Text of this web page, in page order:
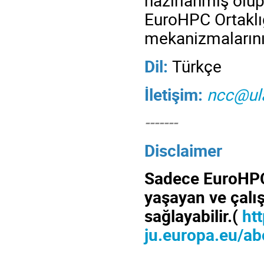
EuroHPC
Dil: Türkçe
İletişim:
-------
Disclaimer
Sadece
yaşayan ve
sağlayabilir.(
ju.europa.eu/